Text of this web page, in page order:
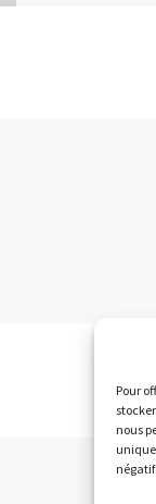
Pour
nous